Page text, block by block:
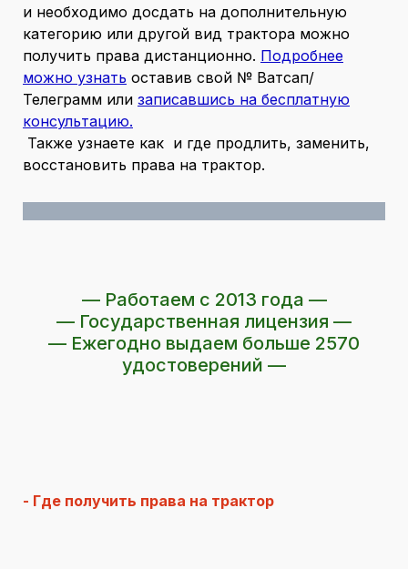
и необходимо досдать на дополнительную
категорию или другой вид трактора можно
получить права дистанционно. Подробнее
можно узнать оставив свой № Ватсап/
Телеграмм или записавшись на бесплатную
консультацию.
Также узнаете как и где продлить, заменить,
восстановить права на трактор.
— Работаем с 2013 года —
— Государственная лицензия —
— Ежегодно выдаем больше 2570
удостоверений —
- Где получить права на трактор